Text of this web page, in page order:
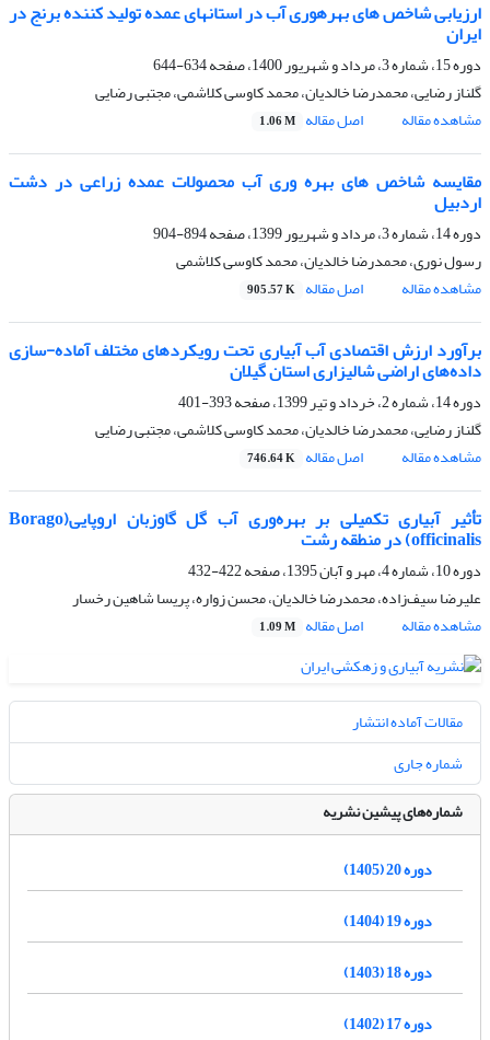
ارزیابی شاخص های بهره‎وری آب در استان‎های عمده تولید کننده برنج در
ایران
دوره 15، شماره 3، مرداد و شهریور 1400، صفحه
634-644
گلناز رضایی، محمدرضا خالدیان، محمد کاوسی کلاشمی، مجتبی رضایی
مشاهده مقاله
اصل مقاله 1.06 M
مقایسه شاخص های بهره وری آب محصولات عمده زراعی در دشت
اردبیل
دوره 14، شماره 3، مرداد و شهریور 1399، صفحه
894-904
رسول نوری، محمدرضا خالدیان، محمد کاوسی کلاشمی
مشاهده مقاله
اصل مقاله 905.57 K
برآورد ارزش اقتصادی آب آبیاری تحت رویکردهای مختلف آماده-سازی
داده‌های اراضی شالیزاری استان گیلان
دوره 14، شماره 2، خرداد و تیر 1399، صفحه
393-401
گلناز رضایی، محمدرضا خالدیان، محمد کاوسی کلاشمی، مجتبی رضایی
مشاهده مقاله
اصل مقاله 746.64 K
تأثیر آبیاری تکمیلی بر بهره‌وری آب گل گاوزبان اروپایی(Borago
officinalis) در منطقه رشت
دوره 10، شماره 4، مهر و آبان 1395، صفحه
422-432
علیرضا سیف‌زاده، محمد‌رضا خالدیان، محسن زواره، پریسا شاهین رخسار
مشاهده مقاله
اصل مقاله 1.09 M
مقالات آماده انتشار
شماره جاری
شماره‌های پیشین نشریه
دوره 20 (1405)
دوره 19 (1404)
دوره 18 (1403)
دوره 17 (1402)